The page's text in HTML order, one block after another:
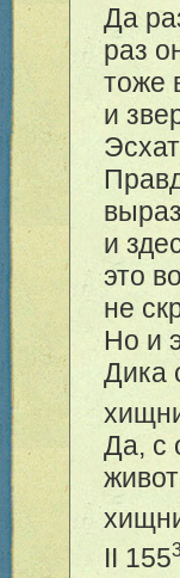
Да
раз
тоже
и
и
это
не
Но и
Дика
Да, с
II 155